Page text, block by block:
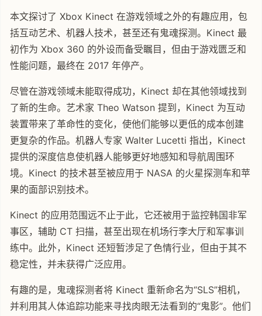
本文探讨了 Xbox Kinect 在游戏领域之外的有趣应用，包
括互动艺术、机器人技术，甚至还有鬼魂探测。Kinect 最
初作为 Xbox 360 的外设而备受瞩目，但由于游戏匮乏和
性能问题，最终在 2017 年停产。
尽管在游戏领域未能取得成功，Kinect 却在其他领域找到
了新的生命。艺术家 Theo Watson 提到，Kinect 为互动
装置带来了革命性的变化，使他们能够以更低的成本创建
更复杂的作品。机器人专家 Walter Lucetti 指出，Kinect
提供的深度信息使机器人能够更好地感知和导航周围环
境。Kinect 的技术甚至被应用于 NASA 的火星探测车和苹
果的面部识别技术。
Kinect 的应用范围远不止于此，它还被用于监控韩国非军
事区，辅助 CT 扫描，甚至出现在机场行李大厅和军事训
练中。此外，Kinect 还短暂涉足了色情行业，但由于其不
稳定性，并未获得广泛应用。
有趣的是，鬼魂探测者将 Kinect 重新命名为“SLS”相机，
并利用其人体追踪功能来寻找肉眼无法看到的“鬼影”。他们